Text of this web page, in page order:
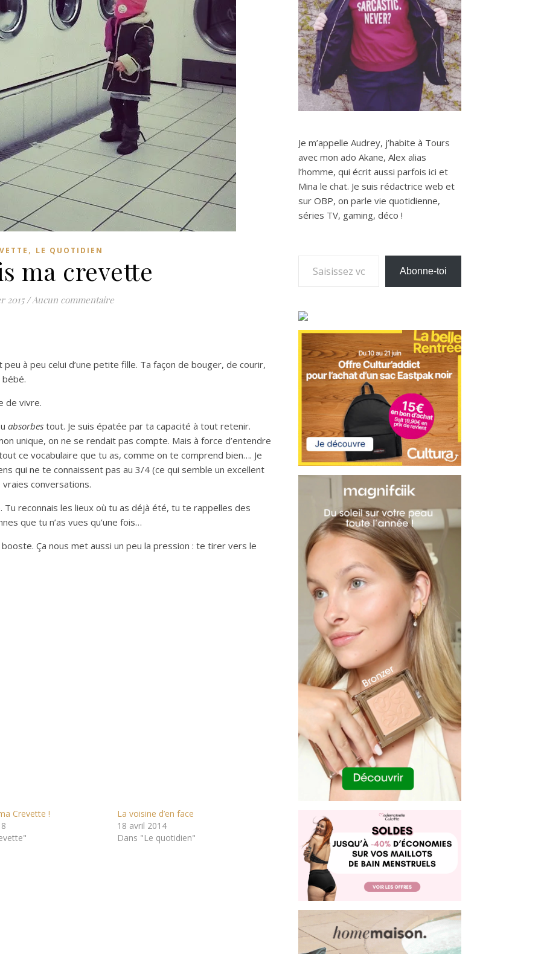
, LE QUOTIDIEN
ma crevette
2015 /Aucun commentaire
à peu celui d’une petite fille. Ta façon de bouger, de courir,
de vivre.
absorbes tout. Je suis épatée par ta capacité à tout retenir.
unique, on ne se rendait pas compte. Mais à force d’entendre
ce vocabulaire que tu as, comme on te comprend bien…. Je
qui ne te connaissent pas au 3/4 (ce qui semble un excellent
conversations.
reconnais les lieux où tu as déjà été, tu te rappelles des
que tu n’as vues qu’une fois…
Ça nous met aussi un peu la pression : te tirer vers le
Crevette !
La voisine d’en face
18 avril 2014
Dans "Le quotidien"
Je m’appelle Audrey, j’habite à Tours
avec mon ado Akane, Alex alias
l’homme, qui écrit aussi parfois ici et
Mina le chat. Je suis rédactrice web et
sur OBP, on parle vie quotidienne,
séries TV, gaming, déco !
Saisissez votre adresse e-mail…
Abonne-toi